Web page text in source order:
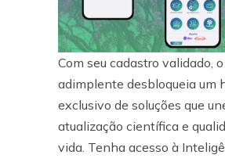
Com seu cadastro validado,
adimplente desbloqueia um
exclusivo de soluções que
atualização científica e
vida. Tenha acesso à